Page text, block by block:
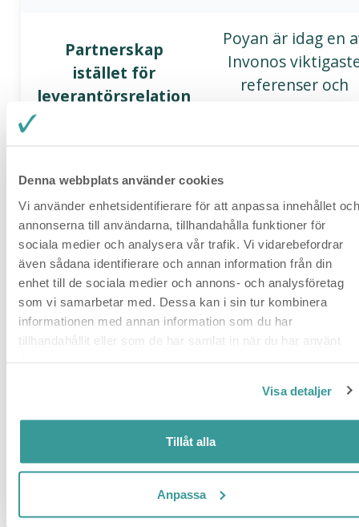
Denna webbplats använder cookies
Vi använder enhetsidentifierare för att anpassa innehållet och
annonserna till användarna, tillhandahålla funktioner för
sociala medier och analysera vår trafik. Vi vidarebefordrar
även sådana identifierare och annan information från din
enhet till de sociala medier och annons- och analysföretag
som vi samarbetar med. Dessa kan i sin tur kombinera
informationen med annan information som du har
tillhandahållit eller som de har samlat in när du har använt
Visa detaljer
Tillåt alla
Anpassa
Partnerskap
istället för
leverantörsrelation
Poyan är idag en
Invonos
referenser och
💬 Helt revolutionerande
“Vi har gjort många emissioner – men det här
är första gången jag känner att verktyget
jobbar för oss. Emissionsmodulen är briljant.
Och den nya länkfunktionen? Helt
revolutionerande.”— Poyan Sandnell, Catch
Erfaren kund + lyhörd leverantör =
snabb förbättring av funktioner